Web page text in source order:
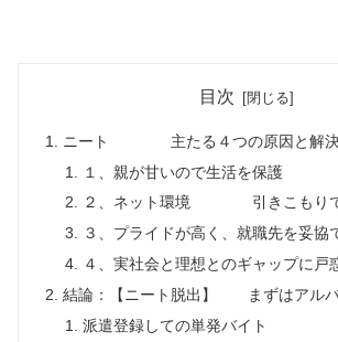
目次
ニート 主たる４つの原因と解
１、親が甘いので生活を保護
２、ネット環境 引きこもりで
３、プライドが高く、就職先を妥協
４、実社会と理想とのギャップに戸
結論：【ニート脱出】 まずはアル
派遣登録しての単発バイト